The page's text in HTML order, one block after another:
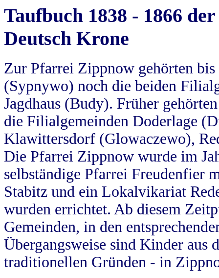
Taufbuch 1838 - 1866
Deutsch Krone
Zur Pfarrei Zippnow gehörten
(Sypnywo) noch die beiden
Jagdhaus (Budy). Früher
die Filialgemeinden Doderlage
Klawittersdorf (Glowaczewo),
Die Pfarrei Zippnow wurde im
selbständige Pfarrei Freudenfier
Stabitz und ein Lokalvikariat
wurden errichtet. Ab diesem
Gemeinden, in den
Übergangsweise sind Kinder aus
traditionellen Gründen - in